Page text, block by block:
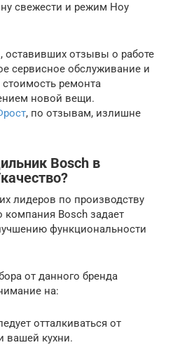
свежести и режим Ноу
оставивших отзывы о работе
сервисное обслуживание и
ремонта
новой вещи.
, по отзывам, излишне
Bosch в
лидеров по производству
Bosch задает
функциональности
от данного бренда
на:
отталкиваться от
вашей кухни.